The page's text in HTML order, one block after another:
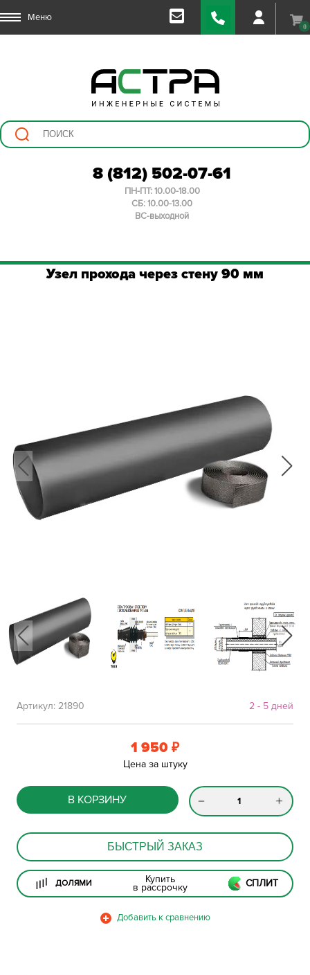
Меню
0
8 (812) 502-07-61
ПН-ПТ: 10.00-18.00
СБ: 10.00-13.00
ВС-выходной
Узел прохода через стену 90 мм
2 - 5 дней
Артикул: 21890
1 950 ₽
Цена за штуку
В КОРЗИНУ
БЫСТРЫЙ ЗАКАЗ
ДОЛЯМИ Купить
в рассрочку СПЛИТ